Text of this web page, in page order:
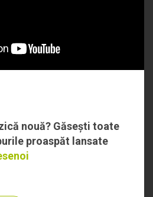
nouă? Găsești toate
proaspăt lansate